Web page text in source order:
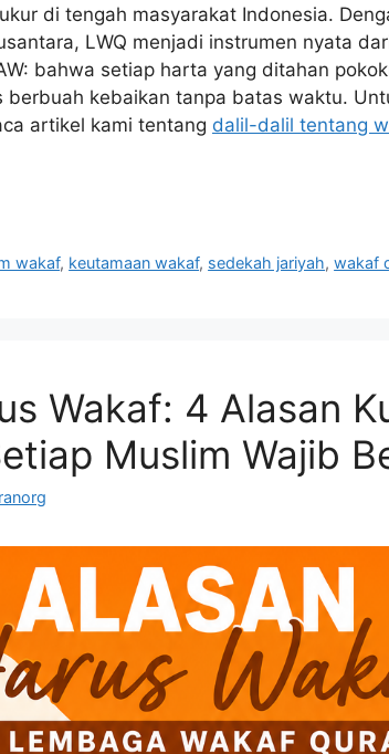
di tengah masyarakat Indonesia.
LWQ menjadi instrumen nyata
bahwa setiap harta yang ditahan
berbuah kebaikan tanpa batas waktu.
artikel kami tentang dalil-dalil tentang
wakaf, keutamaan wakaf, sedekah jariyah,wakaf
Wakaf: 4 Alasan
Muslim Wajib